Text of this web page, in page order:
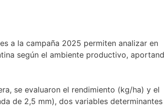
a la campaña 2025 permiten analizar en
según el ambiente productivo,
se evaluaron el rendimiento (kg/ha) y el
de 2,5 mm), dos variables